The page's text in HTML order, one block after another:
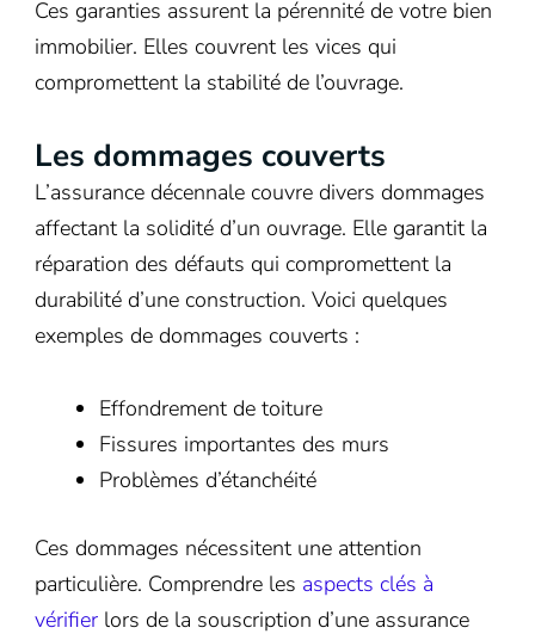
Ces garanties assurent la pérennité de votre bien
immobilier. Elles couvrent les vices qui
compromettent la stabilité de l’ouvrage.
Les dommages couverts
L’assurance décennale couvre divers dommages
affectant la solidité d’un ouvrage. Elle garantit la
réparation des défauts qui compromettent la
durabilité d’une construction. Voici quelques
exemples de dommages couverts :
Effondrement de toiture
Fissures importantes des murs
Problèmes d’étanchéité
Ces dommages nécessitent une attention
particulière. Comprendre les aspects clés à
vérifier lors de la souscription d’une assurance